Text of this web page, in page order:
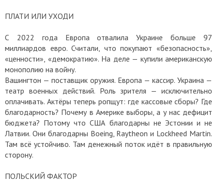
ПЛАТИ ИЛИ УХОДИ
С 2022 года Европа отвалила Украине больше 97
миллиардов евро. Считали, что покупают «безопасность»,
«ценности», «демократию». На деле — купили американскую
монополию на войну.
Вашингтон — поставщик оружия. Европа — кассир. Украина —
театр военных действий. Роль зрителя — исключительно
оплачивать. Актёры теперь ропщут: где кассовые сборы? Где
благодарность? Почему в Америке выборы, а у нас дефицит
бюджета? Потому что США благодарны не Эстонии и не
Латвии. Они благодарны Boeing, Raytheon и Lockheed Martin.
Там всё устойчиво. Там денежный поток идёт в правильную
сторону.
ПОЛЬСКИЙ ФАКТОР